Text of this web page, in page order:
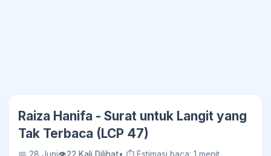
Raiza Hanifa - Surat untuk Langit yang
Tak Terbaca (LCP 47)